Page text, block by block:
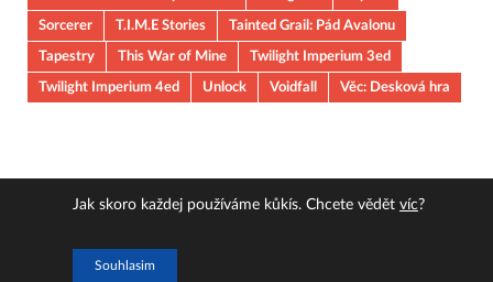
Sorcerer
T.I.M.E Stories
Tainted Grail: Pád Avalonu
Tapestry
This War of Mine
Twilight Imperium 3ed
Twilight Imperium 4ed
Unlock Voidfall Věc: Desková hra
Powered byWordPress
Jak skoro každej používáme kůkís. Chcete vědět víc?
Souhlasim